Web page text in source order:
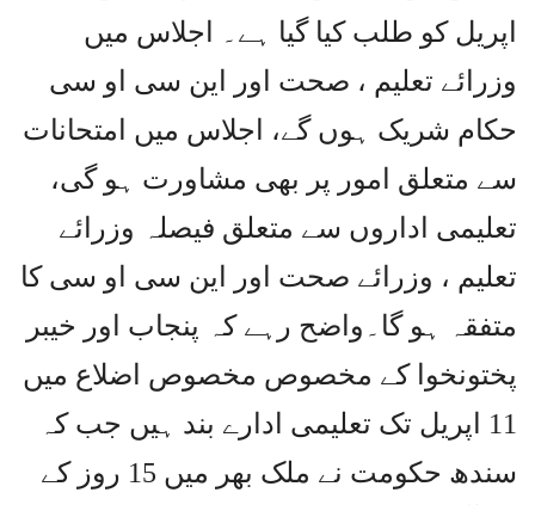
اپریل کو طلب کیا گیا ہے۔ اجلاس میں
وزرائے تعلیم ، صحت اور این سی او سی
حکام شریک ہوں گے، اجلاس میں امتحانات
سے متعلق امور پر بھی مشاورت ہو گی،
تعلیمی اداروں سے متعلق فیصلہ وزرائے
تعلیم ، وزرائے صحت اور این سی او سی کا
متفقہ ہو گا۔واضح رہے کہ پنجاب اور خیبر
پختونخوا کے مخصوص مخصوص اضلاع میں
11 اپریل تک تعلیمی ادارے بند ہیں جب کہ
سندھ حکومت نے ملک بھر میں 15 روز کے